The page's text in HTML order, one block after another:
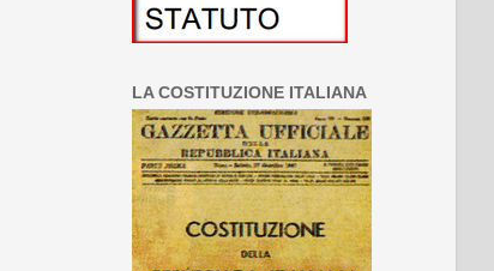
LA COSTITUZIONE ITALIANA